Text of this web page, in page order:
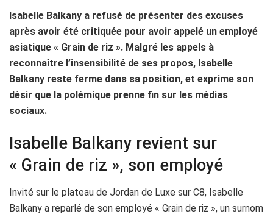
Isabelle Balkany a refusé de présenter des excuses
après avoir été critiquée pour avoir appelé un employé
asiatique « Grain de riz ». Malgré les appels à
reconnaître l’insensibilité de ses propos, Isabelle
Balkany reste ferme dans sa position, et exprime son
désir que la polémique prenne fin sur les médias
sociaux.
Isabelle Balkany revient sur
« Grain de riz », son employé
Invité sur le plateau de Jordan de Luxe sur C8, Isabelle
Balkany a reparlé de son employé « Grain de riz », un surnom